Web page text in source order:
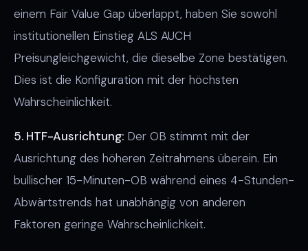
einem Fair Value Gap überlappt, haben Sie sowohl
institutionellen Einstieg ALS AUCH
Preisungleichgewicht, die dieselbe Zone bestätigen.
Dies ist die Konfiguration mit der höchsten
Wahrscheinlichkeit.
5. HTF-Ausrichtung: Der OB stimmt mit der
Ausrichtung des höheren Zeitrahmens überein. Ein
bullischer 15-Minuten-OB während eines 4-Stunden-
Abwärtstrends hat unabhängig von anderen
Faktoren geringe Wahrscheinlichkeit.